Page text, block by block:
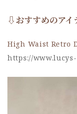
⇩おすすめのアイ
High Waist Retro
https://www.lucys-